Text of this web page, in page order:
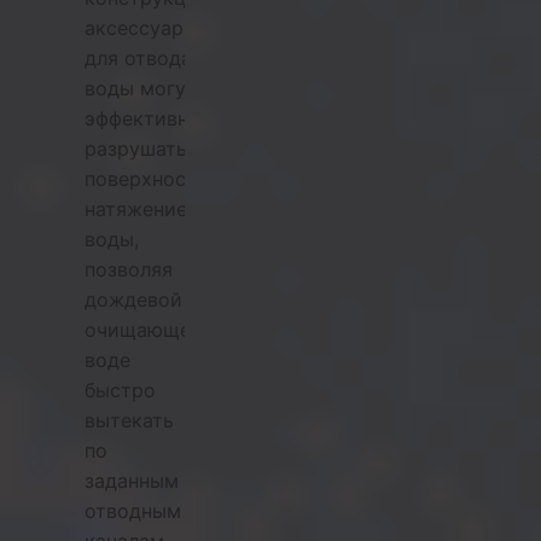
аксессуары
для отвода
воды могут
эффективно
разрушать
поверхностное
натяжение
воды,
позволяя
дождевой и
очищающей
воде
быстро
вытекать
по
заданным
отводным